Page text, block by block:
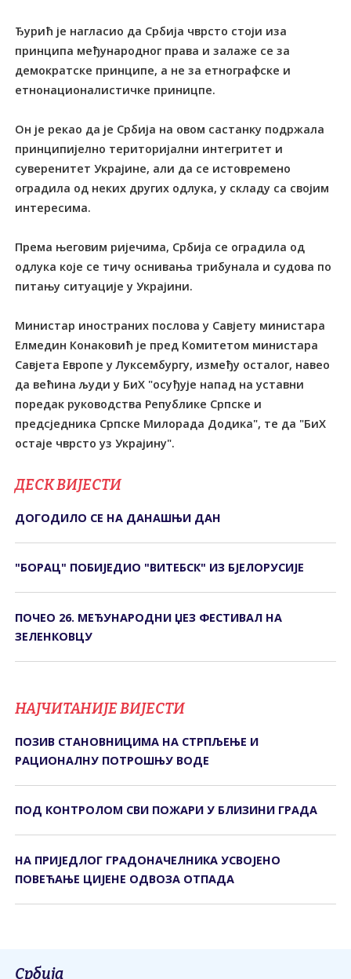
Ђурић је нагласио да Србија чврсто стоји иза
принципа међународног права и залаже се за
демократске принципе, а не за етнографске и
етнонационалистичке приницпе.
Он је рекао да је Србија на овом састанку подржала
принципијелно територијални интегритет и
суверенитет Украјине, али да се истовремено
оградила од неких других одлука, у складу са својим
интересима.
Према његовим ријечима, Србија се оградила од
одлука које се тичу оснивања трибунала и судова по
питању ситуације у Украјини.
Министар иностраних послова у Савјету министара
Елмедин Конаковић је пред Комитетом министара
Савјета Европе у Луксембургу, између осталог, навео
да већина људи у БиХ "осуђује напад на уставни
поредак руководства Републике Српске и
предсједника Српске Милорада Додика", те да "БиХ
остаје чврсто уз Украјину".
ДЕСК ВИЈЕСТИ
ДОГОДИЛО СЕ НА ДАНАШЊИ ДАН
"БОРАЦ" ПОБИЈЕДИО "ВИТЕБСК" ИЗ БЈЕЛОРУСИЈЕ
ПОЧЕО 26. МЕЂУНАРОДНИ ЏЕЗ ФЕСТИВАЛ НА
ЗЕЛЕНКОВЦУ
НАЈЧИТАНИЈЕ ВИЈЕСТИ
ПОЗИВ СTАНОВНИЦИМА НА СTРПЉЕЊЕ И
РАЦИОНАЛНУ ПОTРОШЊУ ВОДЕ
ПОД КОНТРОЛОМ СВИ ПОЖАРИ У БЛИЗИНИ ГРАДА
НА ПРИЈЕДЛОГ ГРАДОНАЧЕЛНИКА УСВОЈЕНО
ПОВЕЋАЊЕ ЦИЈЕНЕ ОДВОЗА ОТПАДА
Србија